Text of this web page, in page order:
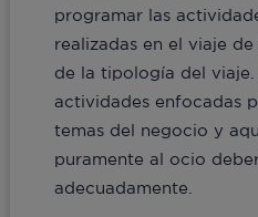
programar las
realizadas en el viaje
de la tipología del
actividades enfocadas
temas del negocio y
puramente al ocio
adecuadamente.